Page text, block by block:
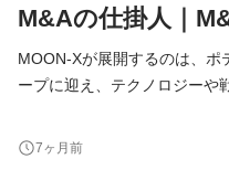
M&Aの仕掛人｜
MOON-Xが展開するのは、
ープに迎え、テクノロジーや
ド「ケラッタ」、ヒツジを数
ツジのいらない枕」、猫のた
7ヶ月前